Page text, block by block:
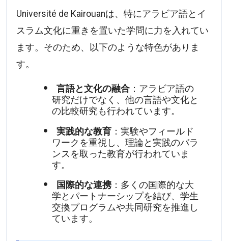
Université de Kairouanは、特にアラビア語とイ
スラム文化に重きを置いた学問に力を入れてい
ます。そのため、以下のような特色がありま
す。
言語と文化の融合：アラビア語の
研究だけでなく、他の言語や文化と
の比較研究も行われています。
実践的な教育：実験やフィールド
ワークを重視し、理論と実践のバラ
ンスを取った教育が行われていま
す。
国際的な連携：多くの国際的な大
学とパートナーシップを結び、学生
交換プログラムや共同研究を推進し
ています。